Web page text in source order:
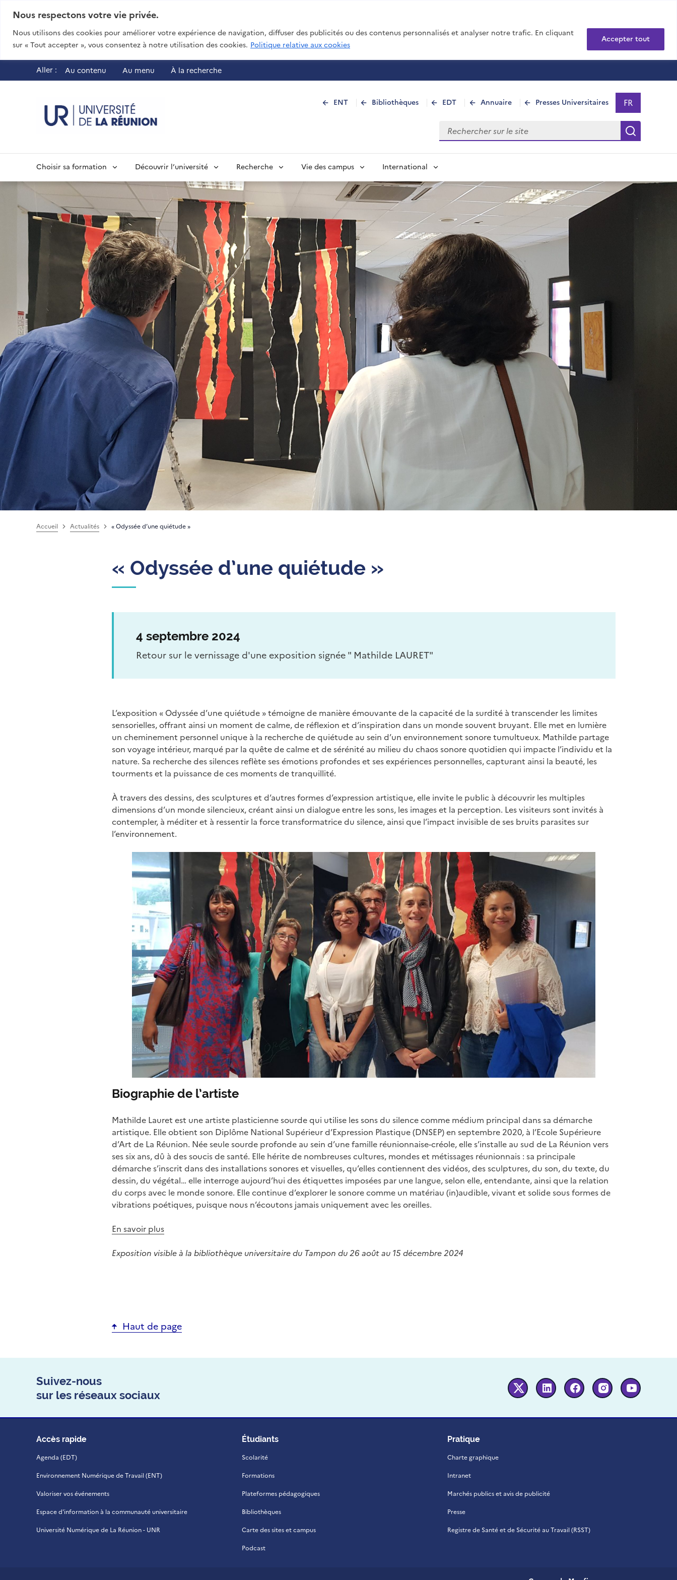
Nous respectons votre vie privée.
Nous utilisons des cookies pour améliorer votre expérience de navigation, diffuser des publicités ou des contenus personnalisés et analyser notre trafic. En cliquant
sur « Tout accepter », vous consentez à notre utilisation des cookies. Politique relative aux cookies
Accepter tout
Aller : Au contenu Au menu À la recherche
ENT Bibliothèques EDT Annuaire Presses Universitaires Sélectionner
FR
- Français
Rechercher sur le site
Choisir sa formation Découvrir l’université Recherche Vie des campus International
Accueil Actualités « Odyssée d’une quiétude »
« Odyssée d’une quiétude »
4 septembre 2024
Retour sur le vernissage d'une exposition signée " Mathilde LAURET"
L’exposition « Odyssée d’une quiétude » témoigne de manière émouvante de la capacité de la surdité à transcender les limites
sensorielles, offrant ainsi un moment de calme, de réflexion et d’inspiration dans un monde souvent bruyant. Elle met en lumière
un cheminement personnel unique à la recherche de quiétude au sein d’un environnement sonore tumultueux. Mathilde partage
son voyage intérieur, marqué par la quête de calme et de sérénité au milieu du chaos sonore quotidien qui impacte l’individu et la
nature. Sa recherche des silences reflète ses émotions profondes et ses expériences personnelles, capturant ainsi la beauté, les
tourments et la puissance de ces moments de tranquillité.
À travers des dessins, des sculptures et d’autres formes d’expression artistique, elle invite le public à découvrir les multiples
dimensions d’un monde silencieux, créant ainsi un dialogue entre les sons, les images et la perception. Les visiteurs sont invités à
contempler, à méditer et à ressentir la force transformatrice du silence, ainsi que l’impact invisible de ses bruits parasites sur
l’environnement.
Biographie de l’artiste
Mathilde Lauret est une artiste plasticienne sourde qui utilise les sons du silence comme médium principal dans sa démarche
artistique. Elle obtient son Diplôme National Supérieur d’Expression Plastique (DNSEP) en septembre 2020, à l’Ecole Supérieure
d’Art de La Réunion. Née seule sourde profonde au sein d’une famille réunionnaise-créole, elle s’installe au sud de La Réunion vers
ses six ans, dû à des soucis de santé. Elle hérite de nombreuses cultures, mondes et métissages réunionnais : sa principale
démarche s’inscrit dans des installations sonores et visuelles, qu’elles contiennent des vidéos, des sculptures, du son, du texte, du
dessin, du végétal… elle interroge aujourd’hui des étiquettes imposées par une langue, selon elle, entendante, ainsi que la relation
du corps avec le monde sonore. Elle continue d’explorer le sonore comme un matériau (in)audible, vivant et solide sous formes de
vibrations poétiques, puisque nous n’écoutons jamais uniquement avec les oreilles.
En savoir plus
Exposition visible à la bibliothèque universitaire du Tampon du 26 août au 15 décembre 2024
Haut de page
Suivez-nous
sur les réseaux sociaux
Twitter Linkedin FacebookInstagram
Accès rapide
Agenda (EDT)
Environnement Numérique de Travail (ENT)
Valoriser vos événements
Espace d'information à la communauté universitaire
Université Numérique de La Réunion - UNR
Étudiants
Scolarité
Formations
Plateformes pédagogiques
Bibliothèques
Carte des sites et campus
Podcast
Pratique
Charte graphique
Intranet
Marchés publics et avis de publicité
Presse
Registre de Santé et de Sécurité au Travail (RSST)